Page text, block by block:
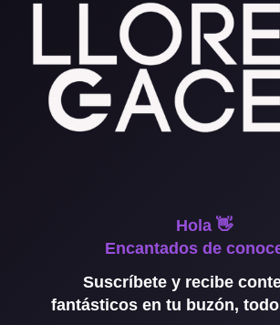
Hola 👋
Encantados de
Suscríbete y recibe
fantásticos en tu buzón,